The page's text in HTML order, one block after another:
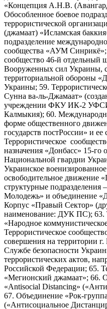
«Концепция А.Н.В.
Обособленное боевое
террористической
(джамаат) «Исламская
подразделение
сообщества «АУМ Синрикё»;
сообщество 46-й отдельный
Вооруженных сил Украины,
территориальной обороны
Украины; 59.
Сунна ва-ль-Джамаат»
учреждении ФКУ ИК-2
Калмыкия); 60.
форме общественного
государств постРоссии» и
Террористическое
назначения «Донбасс» 15-го
Национальной гвардии
Украинское
освободительное движение
структурные подразделения
Молодежь» и объединение
Корпус «Правый Сектор»
наименование: ДУК ПС); 63.
«Народное
Террористическое
совершения на территории
Службе безопасности
террористических актов,
Российской Федерации; 65.
«Мегионский джамаат»; 66.
«Antisocial Distancing»
67. Объединение «Рок-
(«Антисоциальное